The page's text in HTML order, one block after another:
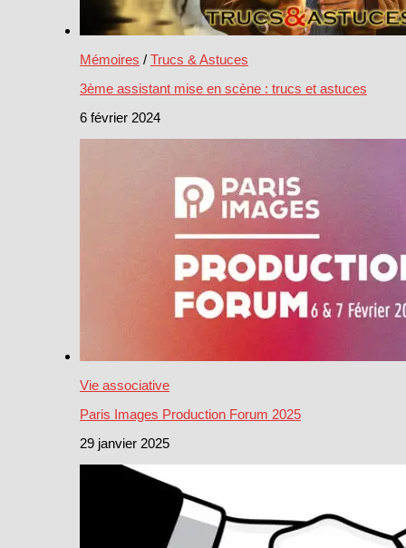
Mémoires / Trucs & Astuces
3ème assistant mise en scène : trucs et astuces
6 février 2024
Vie associative
Paris Images Production Forum 2025
29 janvier 2025